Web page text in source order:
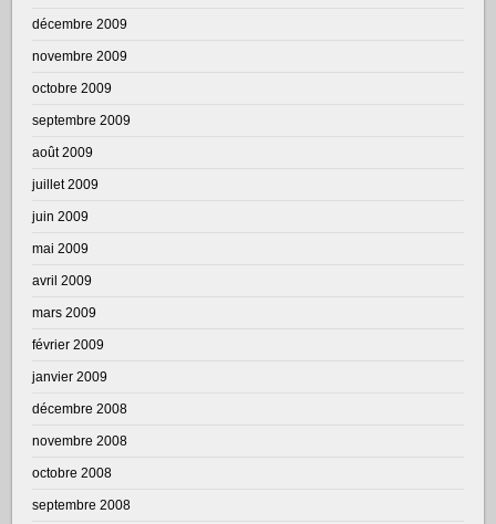
décembre 2009
novembre 2009
octobre 2009
septembre 2009
août 2009
juillet 2009
juin 2009
mai 2009
avril 2009
mars 2009
février 2009
janvier 2009
décembre 2008
novembre 2008
octobre 2008
septembre 2008